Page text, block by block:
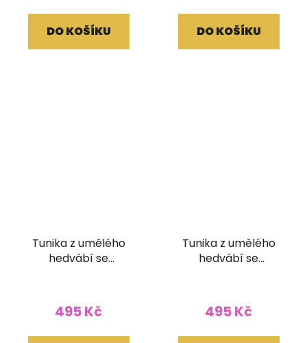
DO KOŠÍKU DO KOŠÍKU
Tunika z umělého
hedvábí se
495 Kč
Tunika z umělého
hedvábí se
495 Kč